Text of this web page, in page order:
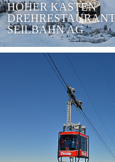
HOHER KASTEN
SEILBAHN AG